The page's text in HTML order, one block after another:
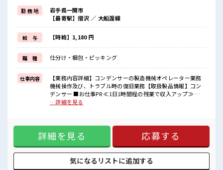
明るすぎたり奇抜でなければ基本的に自由！
(規定有)≪機能的な制服アリ≫
制服があるので、
毎日の服装の悩み解消♪
≪初めての仕事だけど自分にもできそう≫
新しいことにチャレンジするのは不安だけど、
しっかり働く環境が整っています！
イチからスキルUP・ステップUP目指していきましょう！
≪自分に合った期間で働ける≫
福利厚生が整った派遣のお仕事です！
■職場の雰囲気
『少人数』だからコミュニケーションも取りやすい？
時間があれば昼寝もしちゃおう！
程よく残業あり！
勤 務 地
岩手県一関市
【最寄駅】摺沢 ／ 大船渡線
給 与 【時給】1,180 円
職 種 仕分け・梱包・ピッキング
仕事内容
【業務内容詳細】コンデンサーの製造機械オペレーター業務
機械操作及び、トラブル時の復旧業務【取扱製品情報】コン
デンサー ■お仕事PR ≪1日1時間程の残業で収入アップ≫ 残
業は月20時間未満で、 ほどよく稼げます♪ ≪ヘアカラーOK
日の服装の悩み解消♪ ≪初めての仕事だけど自分にもできそ
う≫ 新しいことにチャレンジするのは不安だけど、 しっかり
働く環境が整っています！ イチからスキルUP・ステップUP
目指していきましょう！ ≪自分に合った期間で働ける≫ 福利
厚生が整った派遣のお仕事です！ ■職場の雰囲気 『少人数』
だからコミュニケーションも取りやすい？ 明るすぎたり奇抜
…詳細を見る
詳細を見る 応募する
気になるリストに追加する